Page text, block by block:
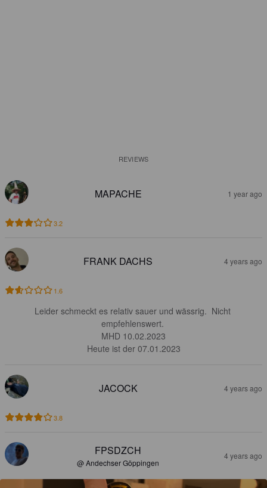
REVIEWS
MAPACHE 1 year ago
3.2
FRANK DACHS 4 years ago
1.6
Leider schmeckt es relativ sauer und wässrig.  Nicht
empfehlenswert.
MHD 10.02.2023
Heute ist der 07.01.2023
JACOCK 4 years ago
3.8
FPSDZCH
@ Andechser Göppingen
4 years ago